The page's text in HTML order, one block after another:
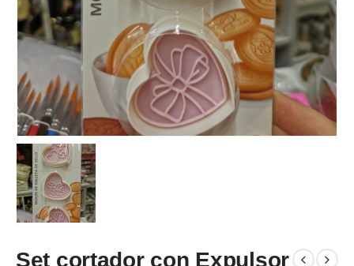
Set cortador con Expulsor